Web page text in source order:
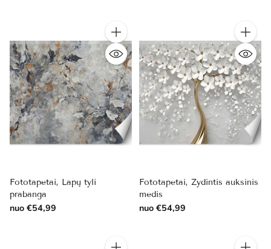
Kiekis
Fototapetai, Lapų tyli
prabanga
nuo €54,99
Kiekis
Fototapetai, Žydintis auksinis
medis
nuo €54,99